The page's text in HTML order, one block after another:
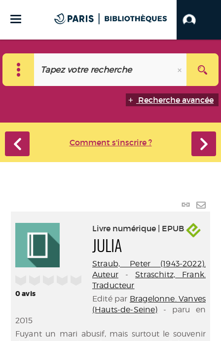
Recherche avancée
Comment s'inscrire ?
Lien
0avis
Livre numérique | EPUB
JULIA
Straub, Peter (1943-2022).
Auteur-Straschitz, Frank.
Traducteur
Edité par Bragelonne. Vanves
(Hauts-de-Seine) - paru en
2015
Fuyant un mari abusif, mais surtout le souvenir